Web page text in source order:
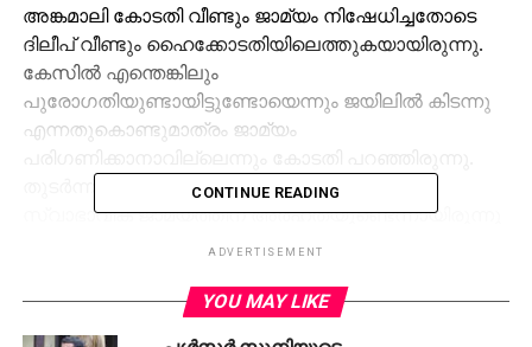
അങ്കമാലി കോടതി വീണ്ടും ജാമ്യം നിഷേധിച്ചതോടെ
ദിലീപ് വീണ്ടും ഹൈക്കോടതിയിലെത്തുകയായിരുന്നു.
കേസില്‍ എന്തെങ്കിലും
പുരോഗതിയുണ്ടായിട്ടുണ്ടോയെന്നും ജയിലില്‍ കിടന്നു
എന്നതുകൊണ്ടുമാത്രം ജാമ്യം
തുടര്‍ന്ന് 26-ലേക്ക് മാറ്റുകയായിരുന്നു. കേസില്‍
സ്വാഭാവിക ജാമ്യത്തിന് അര്‍ഹതയുണ്ടെന്നായിരുന്നു
പ്രതിഭാഗത്തിന്റെ വാദം. മഞ്ജുവാര്യറും എ.ഡി.ജി.പി
ജാമ്യഹര്‍ജിയില്‍ ദിലീപ് ആരോപിക്കുന്നുണ്ട്. കേസില്‍
CONTINUE READING
ADVERTISEMENT
YOU MAY LIKE